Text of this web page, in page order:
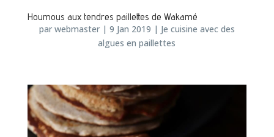
Houmous aux tendres paillettes de Wakamé
par webmaster| 9 Jan 2019 | Je cuisine avec des
algues en paillettes